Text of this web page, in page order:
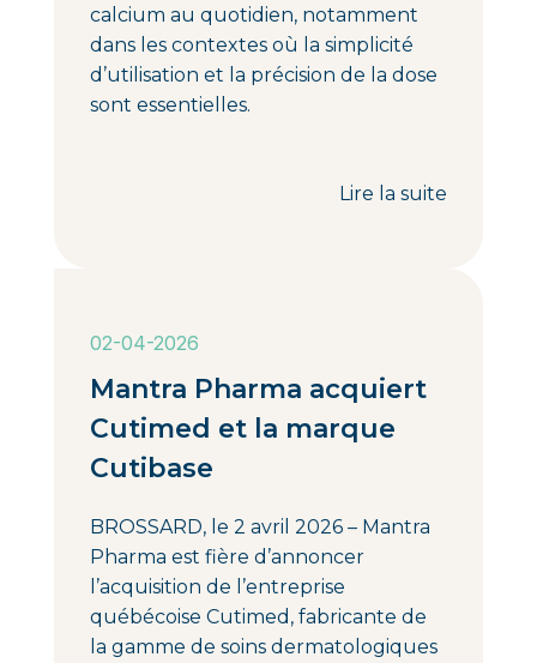
calcium au quotidien, notamment
dans les contextes où la simplicité
d’utilisation et la précision de la dose
sont essentielles.
Lire la suite
02-04-2026
Mantra Pharma acquiert
Cutimed et la marque
Cutibase
BROSSARD, le 2 avril 2026 – Mantra
Pharma est fière d’annoncer
l’acquisition de l’entreprise
québécoise Cutimed, fabricante de
la gamme de soins dermatologiques